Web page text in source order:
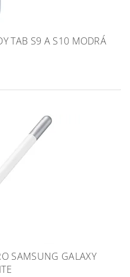
TAB S9 A S10 MODRÁ
SAMSUNG GALAXY